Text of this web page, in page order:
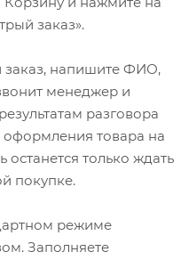
заказ».
заказ, напишите ФИО,
менеджер и
разговора
товара на
только ждать
покупке.
режиме
Заполняете